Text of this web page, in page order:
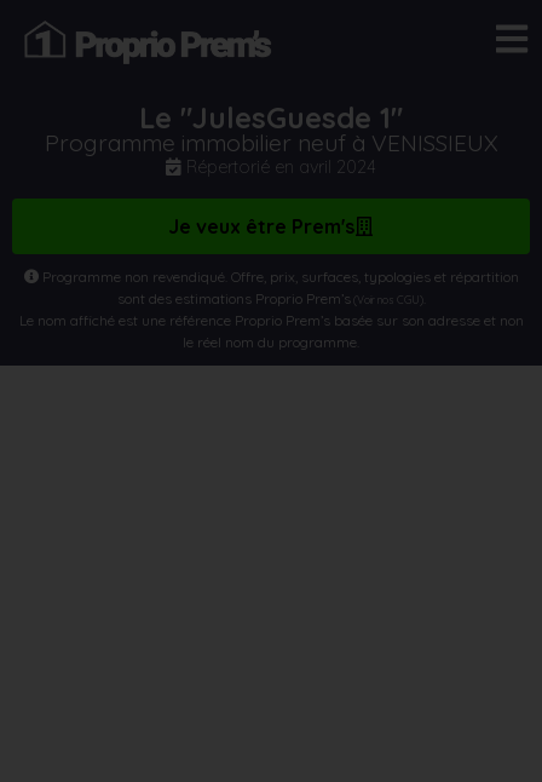
Le "JulesGuesde 1"
Programme immobilier neuf à VENISSIEUX
Répertorié en avril 2024
Je veux être Prem's
Programme non revendiqué. Offre, prix, surfaces, typologies et répartition
sont des estimations Proprio Prem’s(Voir nos CGU)
Le nom affiché est une référence Proprio Prem’s basée sur son adresse et non
le réel nom du programme.